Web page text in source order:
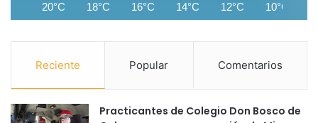
20°C 18°C 16°C 14°C 12°C 10°C
Reciente Popular Comentarios
Practicantes de Colegio Don Bosco de